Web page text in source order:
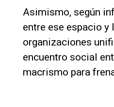
Asimismo, según
entre ese espacio y
organizaciones
encuentro social
macrismo para